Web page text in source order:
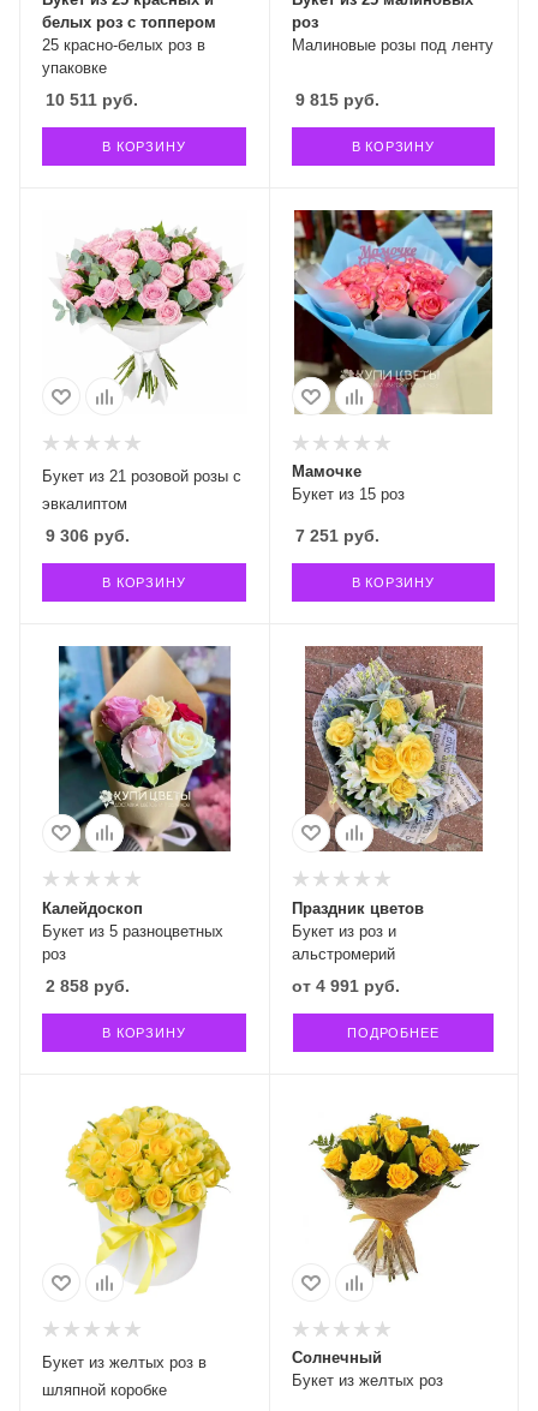
25 красно-белых роз в
упаковке
белых роз с топпером
10 511 руб.
В КОРЗИНУ
Малиновые розы под ленту
роз
9 815руб.
В КОРЗИНУ
Букет из 21 розовой розы с
эвкалиптом
9 306 руб.
В КОРЗИНУ
Букет из 15 роз
Мамочке
7 251руб.
В КОРЗИНУ
Букет из 5 разноцветных
роз
Калейдоскоп
2 858 руб.
В КОРЗИНУ
Букет из роз и
альстромерий
Праздник цветов
от 4 991 руб.
ПОДРОБНЕЕ
Букет из желтых роз в
шляпной коробке
Букет из желтых роз
Солнечный